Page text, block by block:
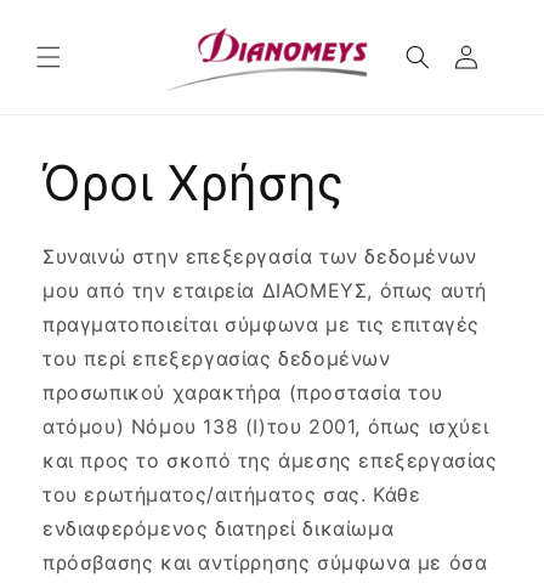
περιεχόμενο
Όροι Χρήσης
Συναινώ στην επεξεργασία των δεδομένων
μου από την εταιρεία ΔΙΑΟΜΕΥΣ, όπως αυτή
πραγματοποιείται σύμφωνα με τις επιταγές
του περί επεξεργασίας δεδομένων
προσωπικού χαρακτήρα (προστασία του
ατόμου) Νόμου 138 (Ι)του 2001, όπως ισχύει
και προς το σκοπό της άμεσης επεξεργασίας
του ερωτήματος/αιτήματος σας. Κάθε
ενδιαφερόμενος διατηρεί δικαίωμα
πρόσβασης και αντίρρησης σύμφωνα με όσα